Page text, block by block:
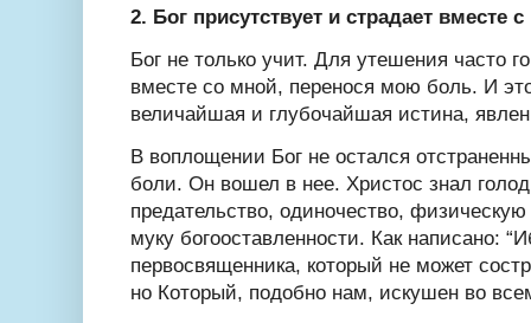
2. Бог присутствует и страдает вместе
Бог не только учит. Для утешения часто
вместе со мной, перенося мою боль. И
величайшая и глубочайшая истина,
В воплощении Бог не остался
боли. Он вошел в нее. Христос знал
предательство, одиночество,
муку богооставленности. Как написано:
первосвященника, который не может
но Который, подобно нам, искушен во